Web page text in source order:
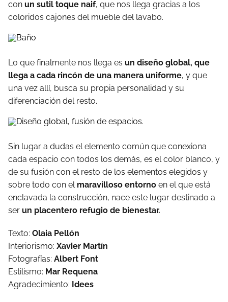
con un sutil toque naif, que nos llega gracias a los
coloridos cajones del mueble del lavabo.
Lo que finalmente nos llega es un diseño global, que
llega a cada rincón de una manera uniforme, y que
una vez allí, busca su propia personalidad y su
diferenciación del resto.
Sin lugar a dudas el elemento común que conexiona
cada espacio con todos los demás, es el color blanco, y
de su fusión con el resto de los elementos elegidos y
sobre todo con el maravilloso entorno en el que está
enclavada la construcción, nace este lugar destinado a
ser un placentero refugio de bienestar.
Texto: Olaia Pellón
Interiorismo: Xavier Martín
Fotografías: Albert Font
Estilismo: Mar Requena
Agradecimiento: Idees